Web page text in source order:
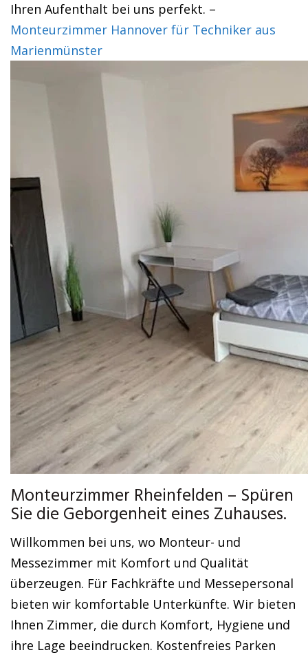
Ihren Aufenthalt bei uns perfekt. –
Monteurzimmer Hannover für Techniker aus
Marienmünster
Monteurzimmer Rheinfelden – Spüren
Sie die Geborgenheit eines Zuhauses.
Willkommen bei uns, wo Monteur- und
Messezimmer mit Komfort und Qualität
überzeugen. Für Fachkräfte und Messepersonal
bieten wir komfortable Unterkünfte. Wir bieten
Ihnen Zimmer, die durch Komfort, Hygiene und
ihre Lage beeindrucken. Kostenfreies Parken